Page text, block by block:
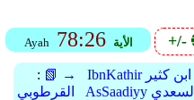
Ayah 78:26 الأية +/-
: 📗 → IbnKathir ابن كثير
القرطوبي
AsSaadiyy السعدي